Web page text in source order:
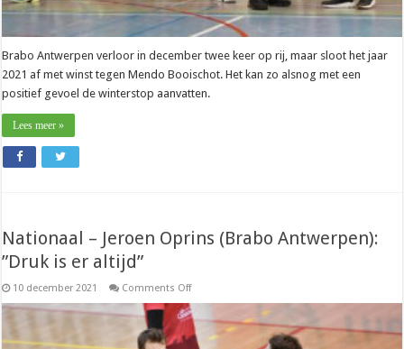
Brabo Antwerpen verloor in december twee keer op rij, maar sloot het jaar
2021 af met winst tegen Mendo Booischot. Het kan zo alsnog met een
positief gevoel de winterstop aanvatten.
Lees meer »
Nationaal – Jeroen Oprins (Brabo Antwerpen):
”Druk is er altijd”
10 december 2021 Comments Offon
–
Jeroen
Oprins
(Brabo